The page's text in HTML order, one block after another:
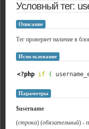
Условный тег:
Описание
Тег проверяет наличие в
Использование
<?php if (
Параметры
$username
(строка) (обязательный) -